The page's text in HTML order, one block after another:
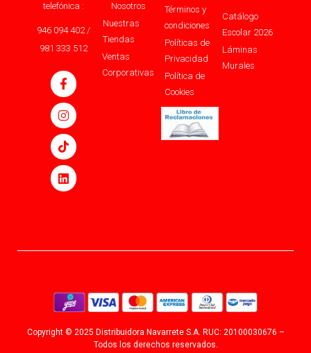
telefónica :
946 094 402 /
981 333 512
Nosotros
Nuestras
Tiendas
Ventas
Corporativas
Términos y
condiciones
Políticas de
Privacidad
Política de
Cookies
Catálogo
Escolar 2026
Láminas
Murales
Copyright © 2025 Distribuidora Navarrete S.A. RUC: 20100030676 –
Todos los derechos reservados.